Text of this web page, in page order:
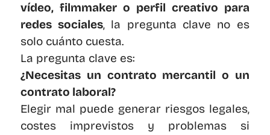
vídeo, filmmaker o perfil creativo para
redes sociales, la pregunta clave no es
solo cuánto cuesta.
La pregunta clave es:
¿Necesitas un contrato mercantil o un
contrato laboral?
Elegir mal puede generar riesgos legales,
costes imprevistos y problemas si